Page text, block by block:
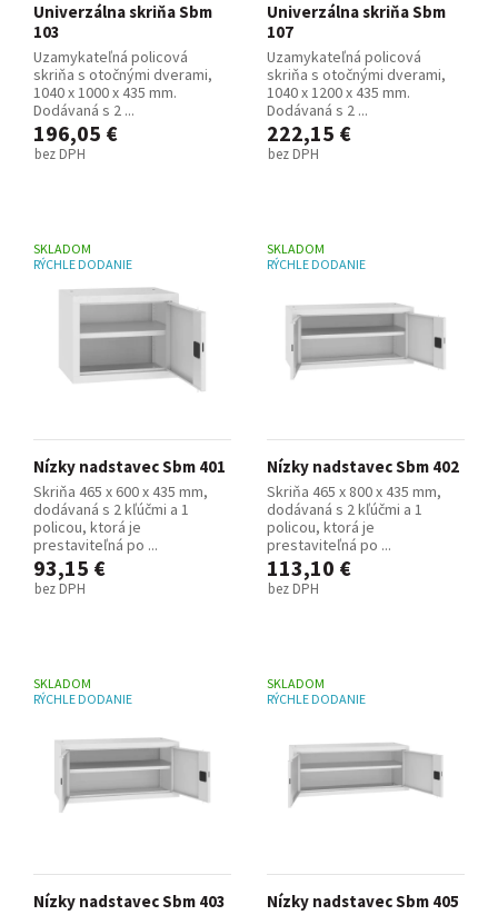
Univerzálna skriňa Sbm
103
Uzamykateľná policová
skriňa s otočnými dverami,
1040 x 1000 x 435 mm.
Dodávaná s 2 ...
196,05 €
bez DPH
Univerzálna skriňa Sbm
107
Uzamykateľná policová
skriňa s otočnými dverami,
1040 x 1200 x 435 mm.
Dodávaná s 2 ...
222,15 €
bez DPH
SKLADOM
RÝCHLE DODANIE
Nízky nadstavec Sbm 401
Skriňa 465 x 600 x 435 mm,
dodávaná s 2 kľúčmi a 1
policou, ktorá je
prestaviteľná po ...
93,15 €
bez DPH
SKLADOM
RÝCHLE DODANIE
Nízky nadstavec Sbm 402
Skriňa 465 x 800 x 435 mm,
dodávaná s 2 kľúčmi a 1
policou, ktorá je
prestaviteľná po ...
113,10 €
bez DPH
SKLADOM
RÝCHLE DODANIE
Nízky nadstavec Sbm 403
SKLADOM
RÝCHLE DODANIE
Nízky nadstavec Sbm 405